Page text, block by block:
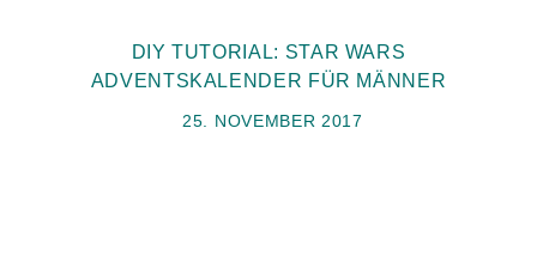
DIY TUTORIAL: STAR WARS
ADVENTSKALENDER FÜR MÄNNER
25. NOVEMBER 2017